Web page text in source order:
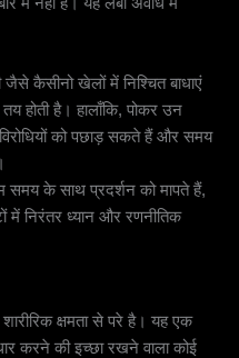
में नहीं है। यह लंबी अवधि में
जैसे कैसीनो खेलों में निश्चित बाधाएं
होती है। हालाँकि, पोकर उन
को पछाड़ सकते हैं और समय
के साथ प्रदर्शन को मापते हैं,
में निरंतर ध्यान और रणनीतिक
क्षमता से परे है। यह एक
करने की इच्छा रखने वाला कोई